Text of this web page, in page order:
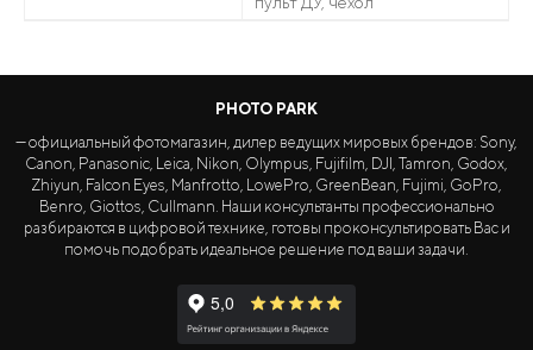
PHOTO PARK
— официальный фотомагазин, дилер ведущих мировых брендов: Sony,
Canon, Panasonic, Leica, Nikon, Olympus, Fujifilm, DJI, Tamron, Godox,
Zhiyun, Falcon Eyes, Manfrotto, LowePro, GreenBean, Fujimi, GoPro,
Benro, Giottos, Cullmann. Наши консультанты профессионально
разбираются в цифровой технике, готовы проконсультировать Вас и
помочь подобрать идеальное решение под ваши задачи.